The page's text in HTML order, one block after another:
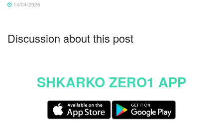
14/04/2026
Discussion about this post
SHKARKO ZERO1 APP